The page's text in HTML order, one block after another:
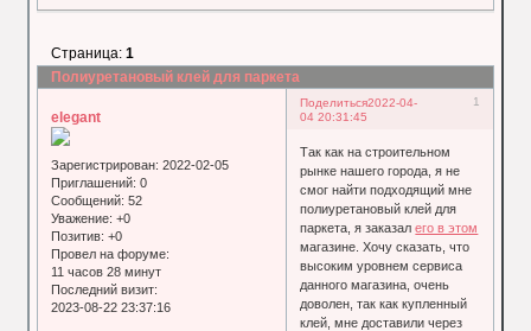
Полиуретановый клей для паркета
Страница:1
Поделиться 1
2022-04-
04 20:31:45
elegant
Зарегистрирован: 2022-02-05
Приглашений: 0
Сообщений: 52
Уважение: +0
Позитив: +0
Провел на форуме:
11 часов 28 минут
Последний визит:
2023-08-22 23:37:16
Так как на строительном
рынке нашего города, я не
смог найти подходящий мне
полиуретановый клей для
паркета, я заказалего в этом
магазине. Хочу сказать, что
высоким уровнем сервиса
данного магазина, очень
доволен, так как купленный
клей, мне доставили через